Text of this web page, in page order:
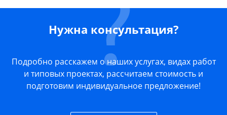
Нужна консультация?
Подробно расскажем о наших услугах, видах работ
и типовых проектах, рассчитаем стоимость и
подготовим индивидуальное предложение!